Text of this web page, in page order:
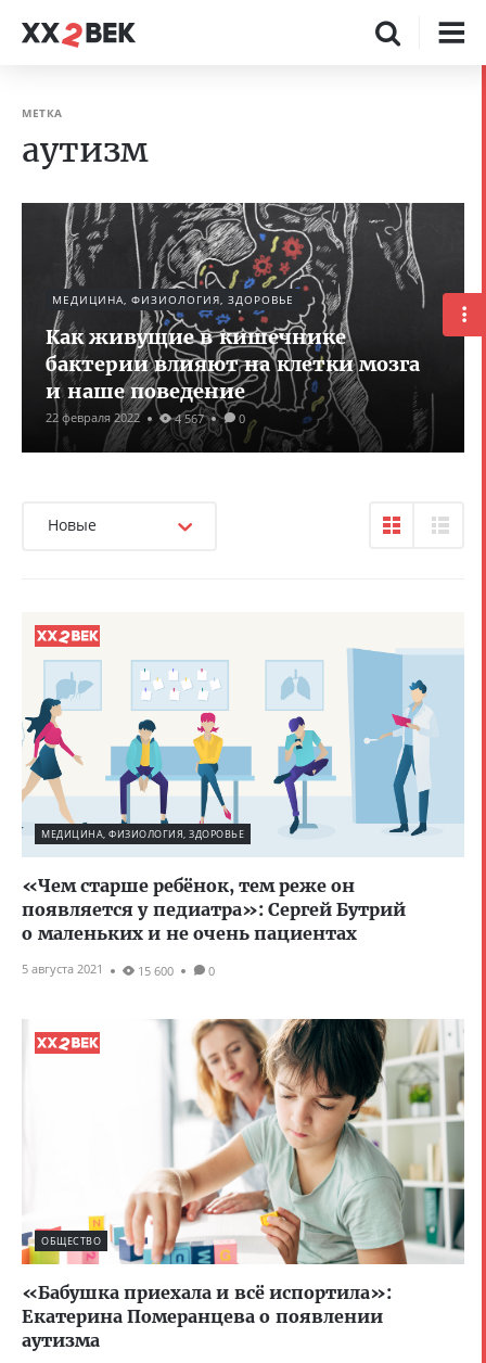
МЕТКА
аутизм
МЕДИЦИНА, ФИЗИОЛОГИЯ, ЗДОРОВЬЕ
Как живущие в кишечнике
бактерии влияют на клетки мозга
и наше поведение
22 февраля 2022 4 567 0
Новые
МЕДИЦИНА, ФИЗИОЛОГИЯ, ЗДОРОВЬЕ
«Чем старше ребёнок, тем реже он
появляется у педиатра»: Сергей Бутрий
о маленьких и не очень пациентах
5 августа 2021 15 600 0
ОБЩЕСТВО
«Бабушка приехала и всё испортила»:
Екатерина Померанцева о появлении
аутизма